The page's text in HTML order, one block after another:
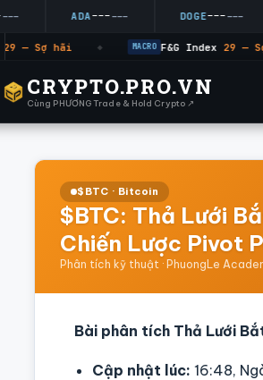
------ DOGE------
29 — Sợ hãi MACRO F&G Index 29 —
CRYPTO.PRO.VN
Cùng PHƯƠNG Trade & Hold Crypto ↗
$BTC · Bitcoin
$BTC: Thả Lưới
Chiến Lược Pivot
Phân tích kỹ thuật · PhuongLe
Bài phân tích Thả Lưới
Cập nhật lúc: 16:48,